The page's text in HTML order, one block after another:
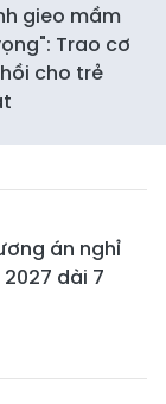
gieo mầm
Trao cơ
cho trẻ
án nghỉ
dài 7